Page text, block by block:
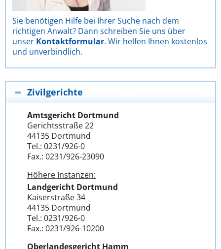
Sie benötigen Hilfe bei Ihrer Suche nach dem
richtigen Anwalt? Dann schreiben Sie uns über
unser Kontaktformular. Wir helfen Ihnen kostenlos
und unverbindlich.
Zivilgerichte
Amtsgericht Dortmund
Gerichtsstraße 22
44135 Dortmund
Tel.: 0231/926-0
Fax.: 0231/926-23090
Höhere Instanzen:
Landgericht Dortmund
Kaiserstraße 34
44135 Dortmund
Tel.: 0231/926-0
Fax.: 0231/926-10200
Oberlandesgericht Hamm